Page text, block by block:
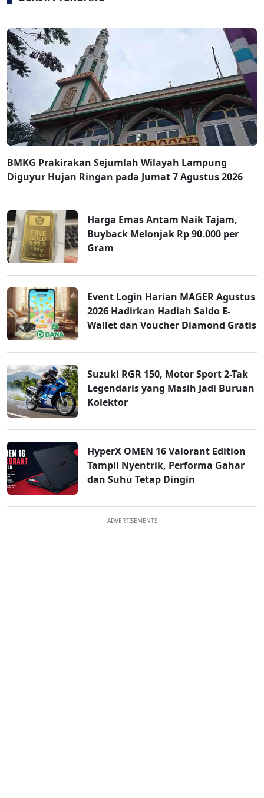
BMKG Prakirakan Sejumlah Wilayah Lampung
Diguyur Hujan Ringan pada Jumat 7 Agustus 2026
Harga Emas Antam Naik Tajam,
Buyback Melonjak Rp 90.000 per
Gram
Event Login Harian MAGER Agustus
2026 Hadirkan Hadiah Saldo E-
Wallet dan Voucher Diamond Gratis
Suzuki RGR 150, Motor Sport 2-Tak
Legendaris yang Masih Jadi Buruan
Kolektor
HyperX OMEN 16 Valorant Edition
Tampil Nyentrik, Performa Gahar
dan Suhu Tetap Dingin
ADVERTISEMENTS